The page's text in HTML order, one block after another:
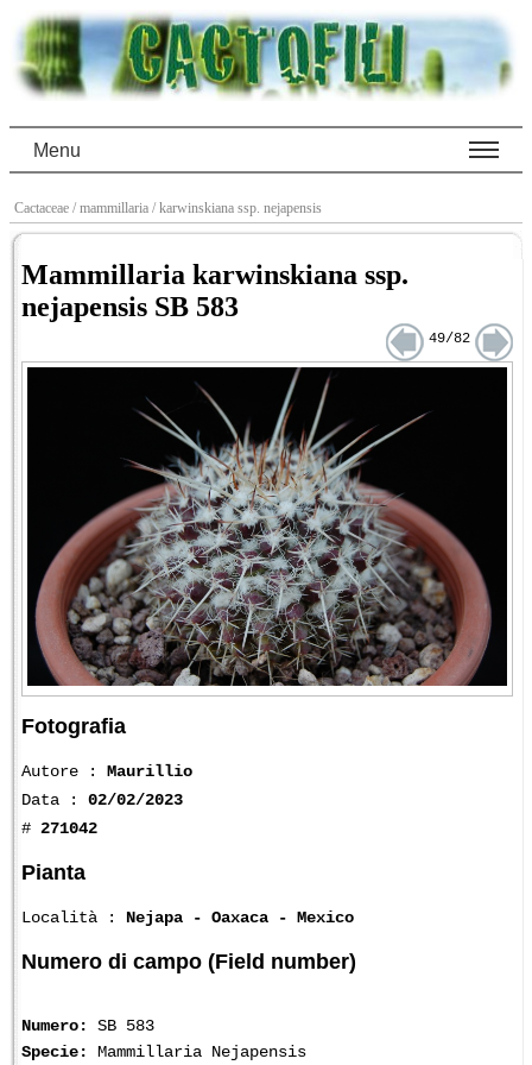
Menu
Cactaceae / mammillaria / karwinskiana ssp. nejapensis
Mammillaria karwinskiana ssp.
nejapensis SB 583
49/82
Fotografia
Autore : Maurillio
Data : 02/02/2023
# 271042
Pianta
Località : Nejapa - Oaxaca - Mexico
Numero di campo (Field number)
Numero:
SB 583
Specie:
Mammillaria Nejapensis